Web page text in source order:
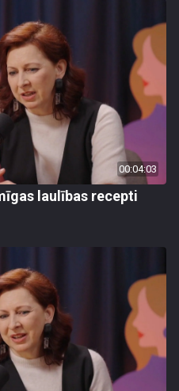
00:04:03
laulības recepti